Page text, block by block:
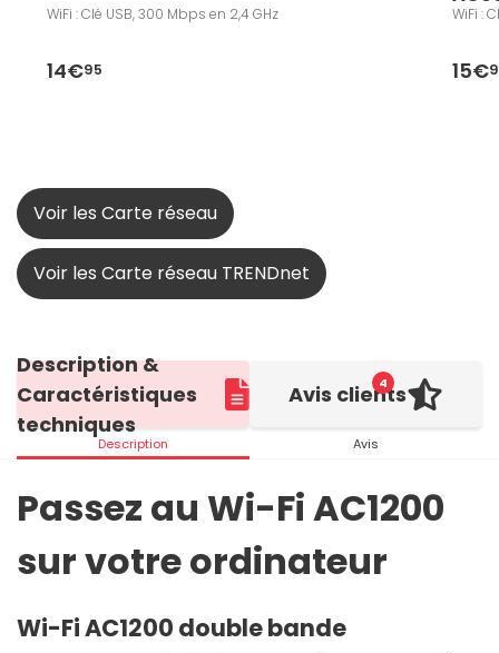
WiFi : Clé USB, 300 Mbps en 2,4 GHz
14€95
WiFi :
15€
Voir les Carte réseau
Voir les Carte réseau TRENDnet
Description &
Caractéristiques
techniques
Description
4
Avis clients
Avis
Passez au Wi-Fi AC1200
sur votre ordinateur
Wi-Fi AC1200 double bande